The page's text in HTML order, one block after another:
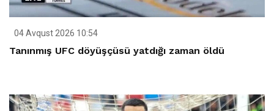
04 Avqust 2026 10:54
Tanınmış UFC döyüşçüsü yatdığı zaman öldü